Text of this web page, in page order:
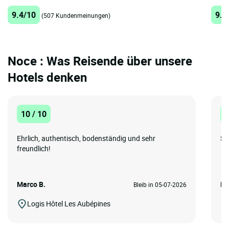
9.4/10 (507 Kundenmeinungen)
Noce : Was Reisende über unsere
Hotels denken
10 / 10
Ehrlich, authentisch, bodenständig und sehr
freundlich!
Marco B. Bleib in 05-07-2026
Logis Hôtel Les Aubépines